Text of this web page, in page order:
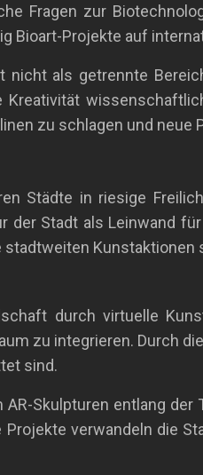
Fragen zur
Bioart-Projekte auf
als getrennte
zu schlagen und
Städte in riesige
Stadt als Leinwand
stadtweiten Kunstaktionen
durch virtuelle
zu integrieren. Durch
sind.
AR-Skulpturen entlang
verwandeln die